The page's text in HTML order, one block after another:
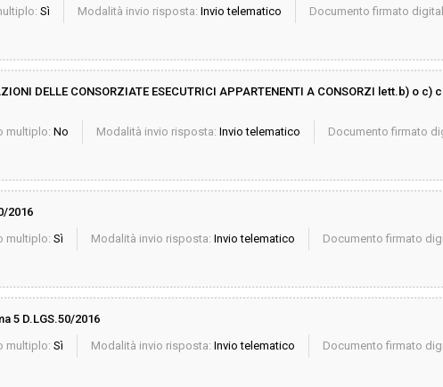
Sì Modalità invio risposta: Invio telematico Documento firmato
DELLE CONSORZIATE ESECUTRICI APPARTENENTI A CONSORZI lett.b) o c)
multiplo: No Modalità invio risposta: Invio telematico Documento firmato
2016
multiplo: Sì Modalità invio risposta: Invio telematico Documento firmato
5 D.LGS.50/2016
multiplo: Sì Modalità invio risposta: Invio telematico Documento firmato